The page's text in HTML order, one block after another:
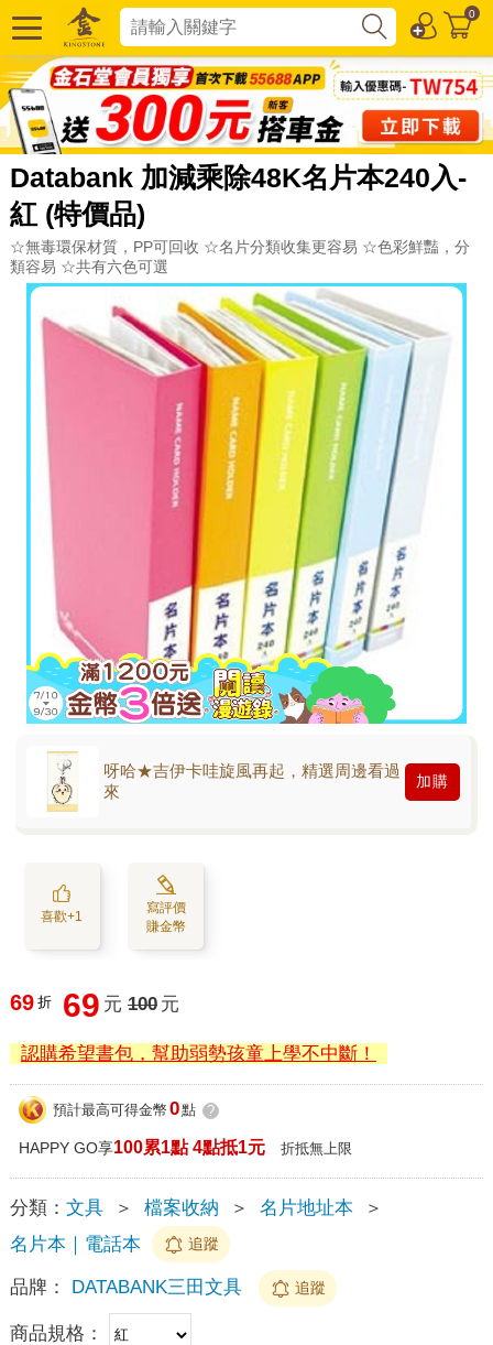
0
Databank 加減乘除48K名片本240入-
紅 (特價品)
☆無毒環保材質，PP可回收 ☆名片分類收集更容易 ☆色彩鮮豔，分
類容易 ☆共有六色可選
呀哈★吉伊卡哇旋風再起，精選周邊看過
來
加購
喜歡+1
寫評價
賺金幣
69 折 69 元 100 元
認購希望書包，幫助弱勢孩童上學不中斷！
預計最高可得金幣 0點 ?
HAPPY GO享100累1點 4點抵1元 折抵無上限
分類： 文具 ＞ 檔案收納 ＞ 名片地址本
＞
名片本｜電話本
追蹤
品牌： DATABANK三田文具 追蹤
商品規格：